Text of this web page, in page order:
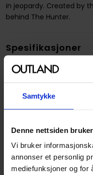
Samtykke
Denne nettsiden
Vi bruker
annonser et personlig
mediefunksjoner og for
in jeopardy. Created by
behind The Hunter.
Spesifikasjoner
SKU
Avansert Format
Språk